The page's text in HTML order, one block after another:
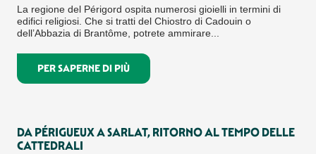
La regione del Périgord ospita numerosi gioielli in termini di
edifici religiosi. Che si tratti del Chiostro di Cadouin o
dell’Abbazia di Brantôme, potrete ammirare...
PER SAPERNE DI PIÙ
DA PÉRIGUEUX A SARLAT, RITORNO AL TEMPO DELLE
CATTEDRALI